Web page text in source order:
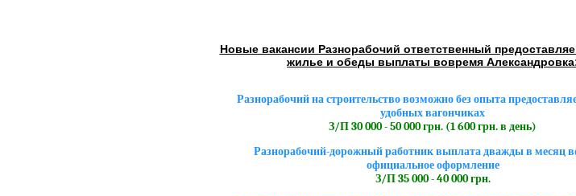
Новые вакансии Разнорабочий ответственный
жилье и обеды выплаты вовремя
Разнорабочий на строительство возможно без опыта
удобных вагончиках
З/П 30 000 - 50 000 грн. (1 600 грн. в день)
Разнорабочий-дорожный работник выплата дважды в месяц
официальное оформление
З/П 35 000 - 40 000 грн.